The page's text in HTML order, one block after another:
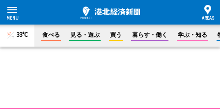
33°C 食べる 見る・遊ぶ 買う 暮らす・働く 学ぶ・知る